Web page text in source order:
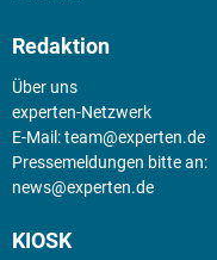
Redaktion
Über uns
experten-Netzwerk
E-Mail:team@experten.de
Pressemeldungen bitte an:
news@experten.de
KIOSK